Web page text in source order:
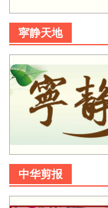
寜静天地
中华剪报